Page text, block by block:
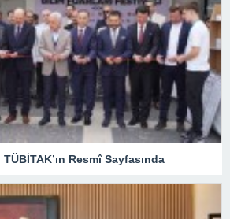
Resmî Sayfasında